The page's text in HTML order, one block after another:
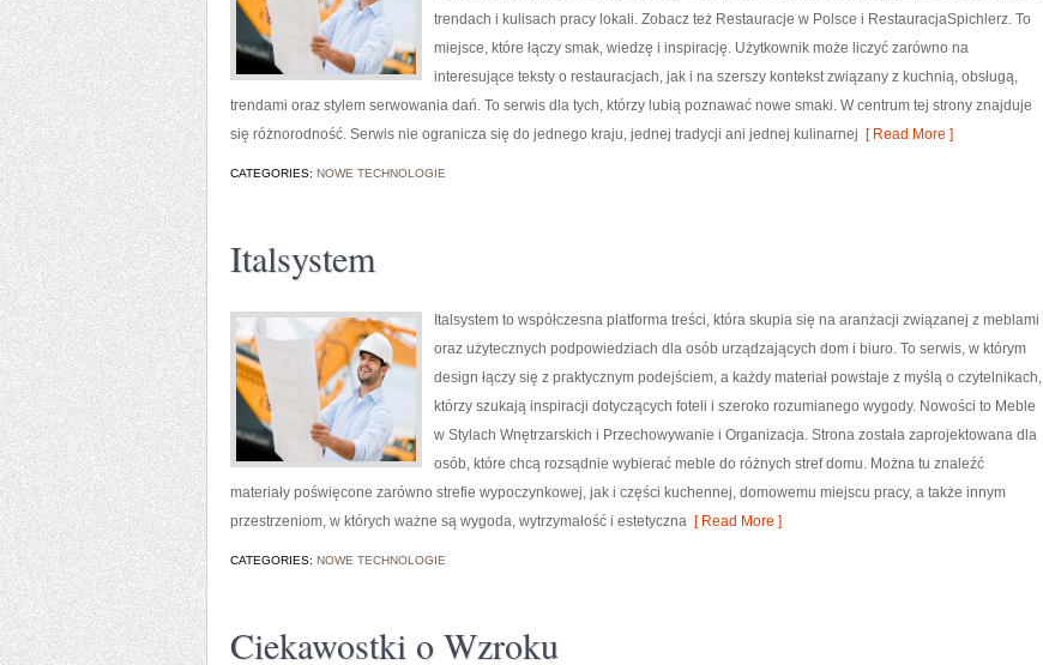
trendach i kulisach pracy lokali. Zobacz też Restauracje w Polsce i RestauracjaSpichlerz. To
miejsce, które łączy smak, wiedzę i inspirację. Użytkownik może liczyć zarówno na
interesujące teksty o restauracjach, jak i na szerszy kontekst związany z kuchnią, obsługą,
trendami oraz stylem serwowania dań. To serwis dla tych, którzy lubią poznawać nowe smaki. W centrum tej strony znajduje
się różnorodność. Serwis nie ogranicza się do jednego kraju, jednej tradycji ani jednej kulinarnej [ Read More ]
CATEGORIES: NOWE TECHNOLOGIE
Italsystem
Italsystem to współczesna platforma treści, która skupia się na aranżacji związanej z meblami
oraz użytecznych podpowiedziach dla osób urządzających dom i biuro. To serwis, w którym
design łączy się z praktycznym podejściem, a każdy materiał powstaje z myślą o czytelnikach,
którzy szukają inspiracji dotyczących foteli i szeroko rozumianego wygody. Nowości to Meble
w Stylach Wnętrzarskich i Przechowywanie i Organizacja. Strona została zaprojektowana dla
osób, które chcą rozsądnie wybierać meble do różnych stref domu. Można tu znaleźć
materiały poświęcone zarówno strefie wypoczynkowej, jak i części kuchennej, domowemu miejscu pracy, a także innym
przestrzeniom, w których ważne są wygoda, wytrzymałość i estetyczna [ Read More ]
CATEGORIES: NOWE TECHNOLOGIE
Ciekawostki o Wzroku